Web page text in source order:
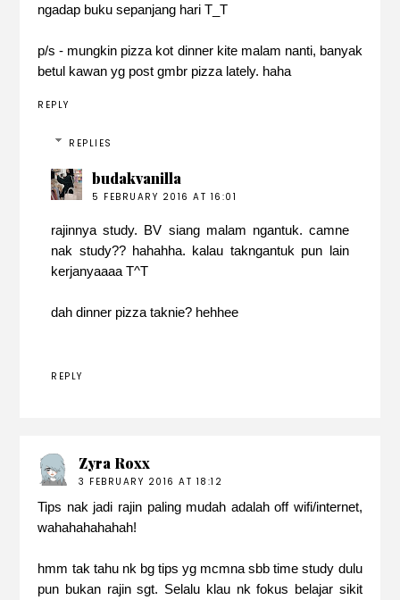
ngadap buku sepanjang hari T_T
p/s - mungkin pizza kot dinner kite malam nanti, banyak
betul kawan yg post gmbr pizza lately. haha
REPLY
REPLIES
budakvanilla
5 FEBRUARY 2016 AT 16:01
rajinnya study. BV siang malam ngantuk. camne
nak study?? hahahha. kalau takngantuk pun lain
kerjanyaaaa T^T
dah dinner pizza taknie? hehhee
REPLY
Zyra Roxx
3 FEBRUARY 2016 AT 18:12
Tips nak jadi rajin paling mudah adalah off wifi/internet,
wahahahahahah!
hmm tak tahu nk bg tips yg mcmna sbb time study dulu
pun bukan rajin sgt. Selalu klau nk fokus belajar sikit